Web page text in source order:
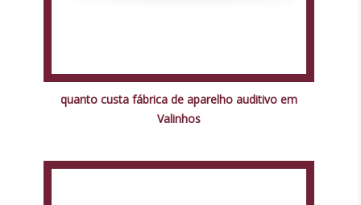
quanto custa fábrica de aparelho auditivo em
Valinhos